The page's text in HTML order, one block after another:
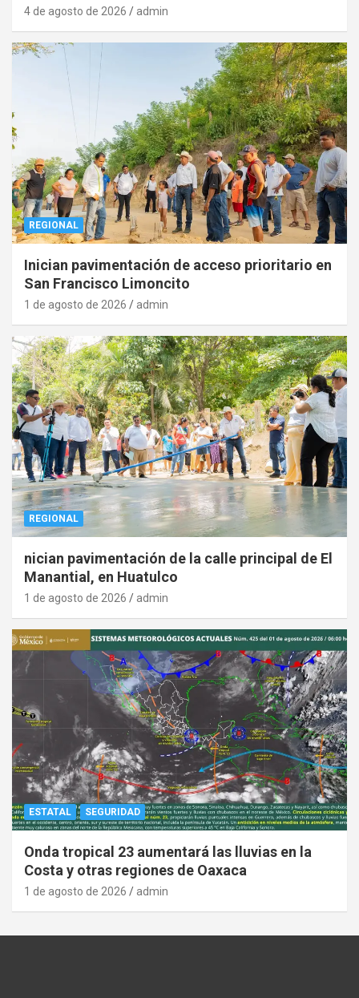
4 de agosto de 2026 admin
REGIONAL
Inician pavimentación de acceso prioritario en
San Francisco Limoncito
1 de agosto de 2026 admin
REGIONAL
nician pavimentación de la calle principal de El
Manantial, en Huatulco
1 de agosto de 2026 admin
ESTATAL SEGURIDAD
Onda tropical 23 aumentará las lluvias en la
Costa y otras regiones de Oaxaca
1 de agosto de 2026 admin